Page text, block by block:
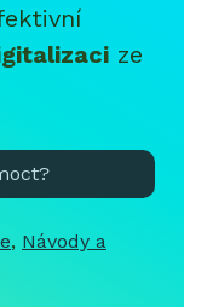
ze
, Návody a